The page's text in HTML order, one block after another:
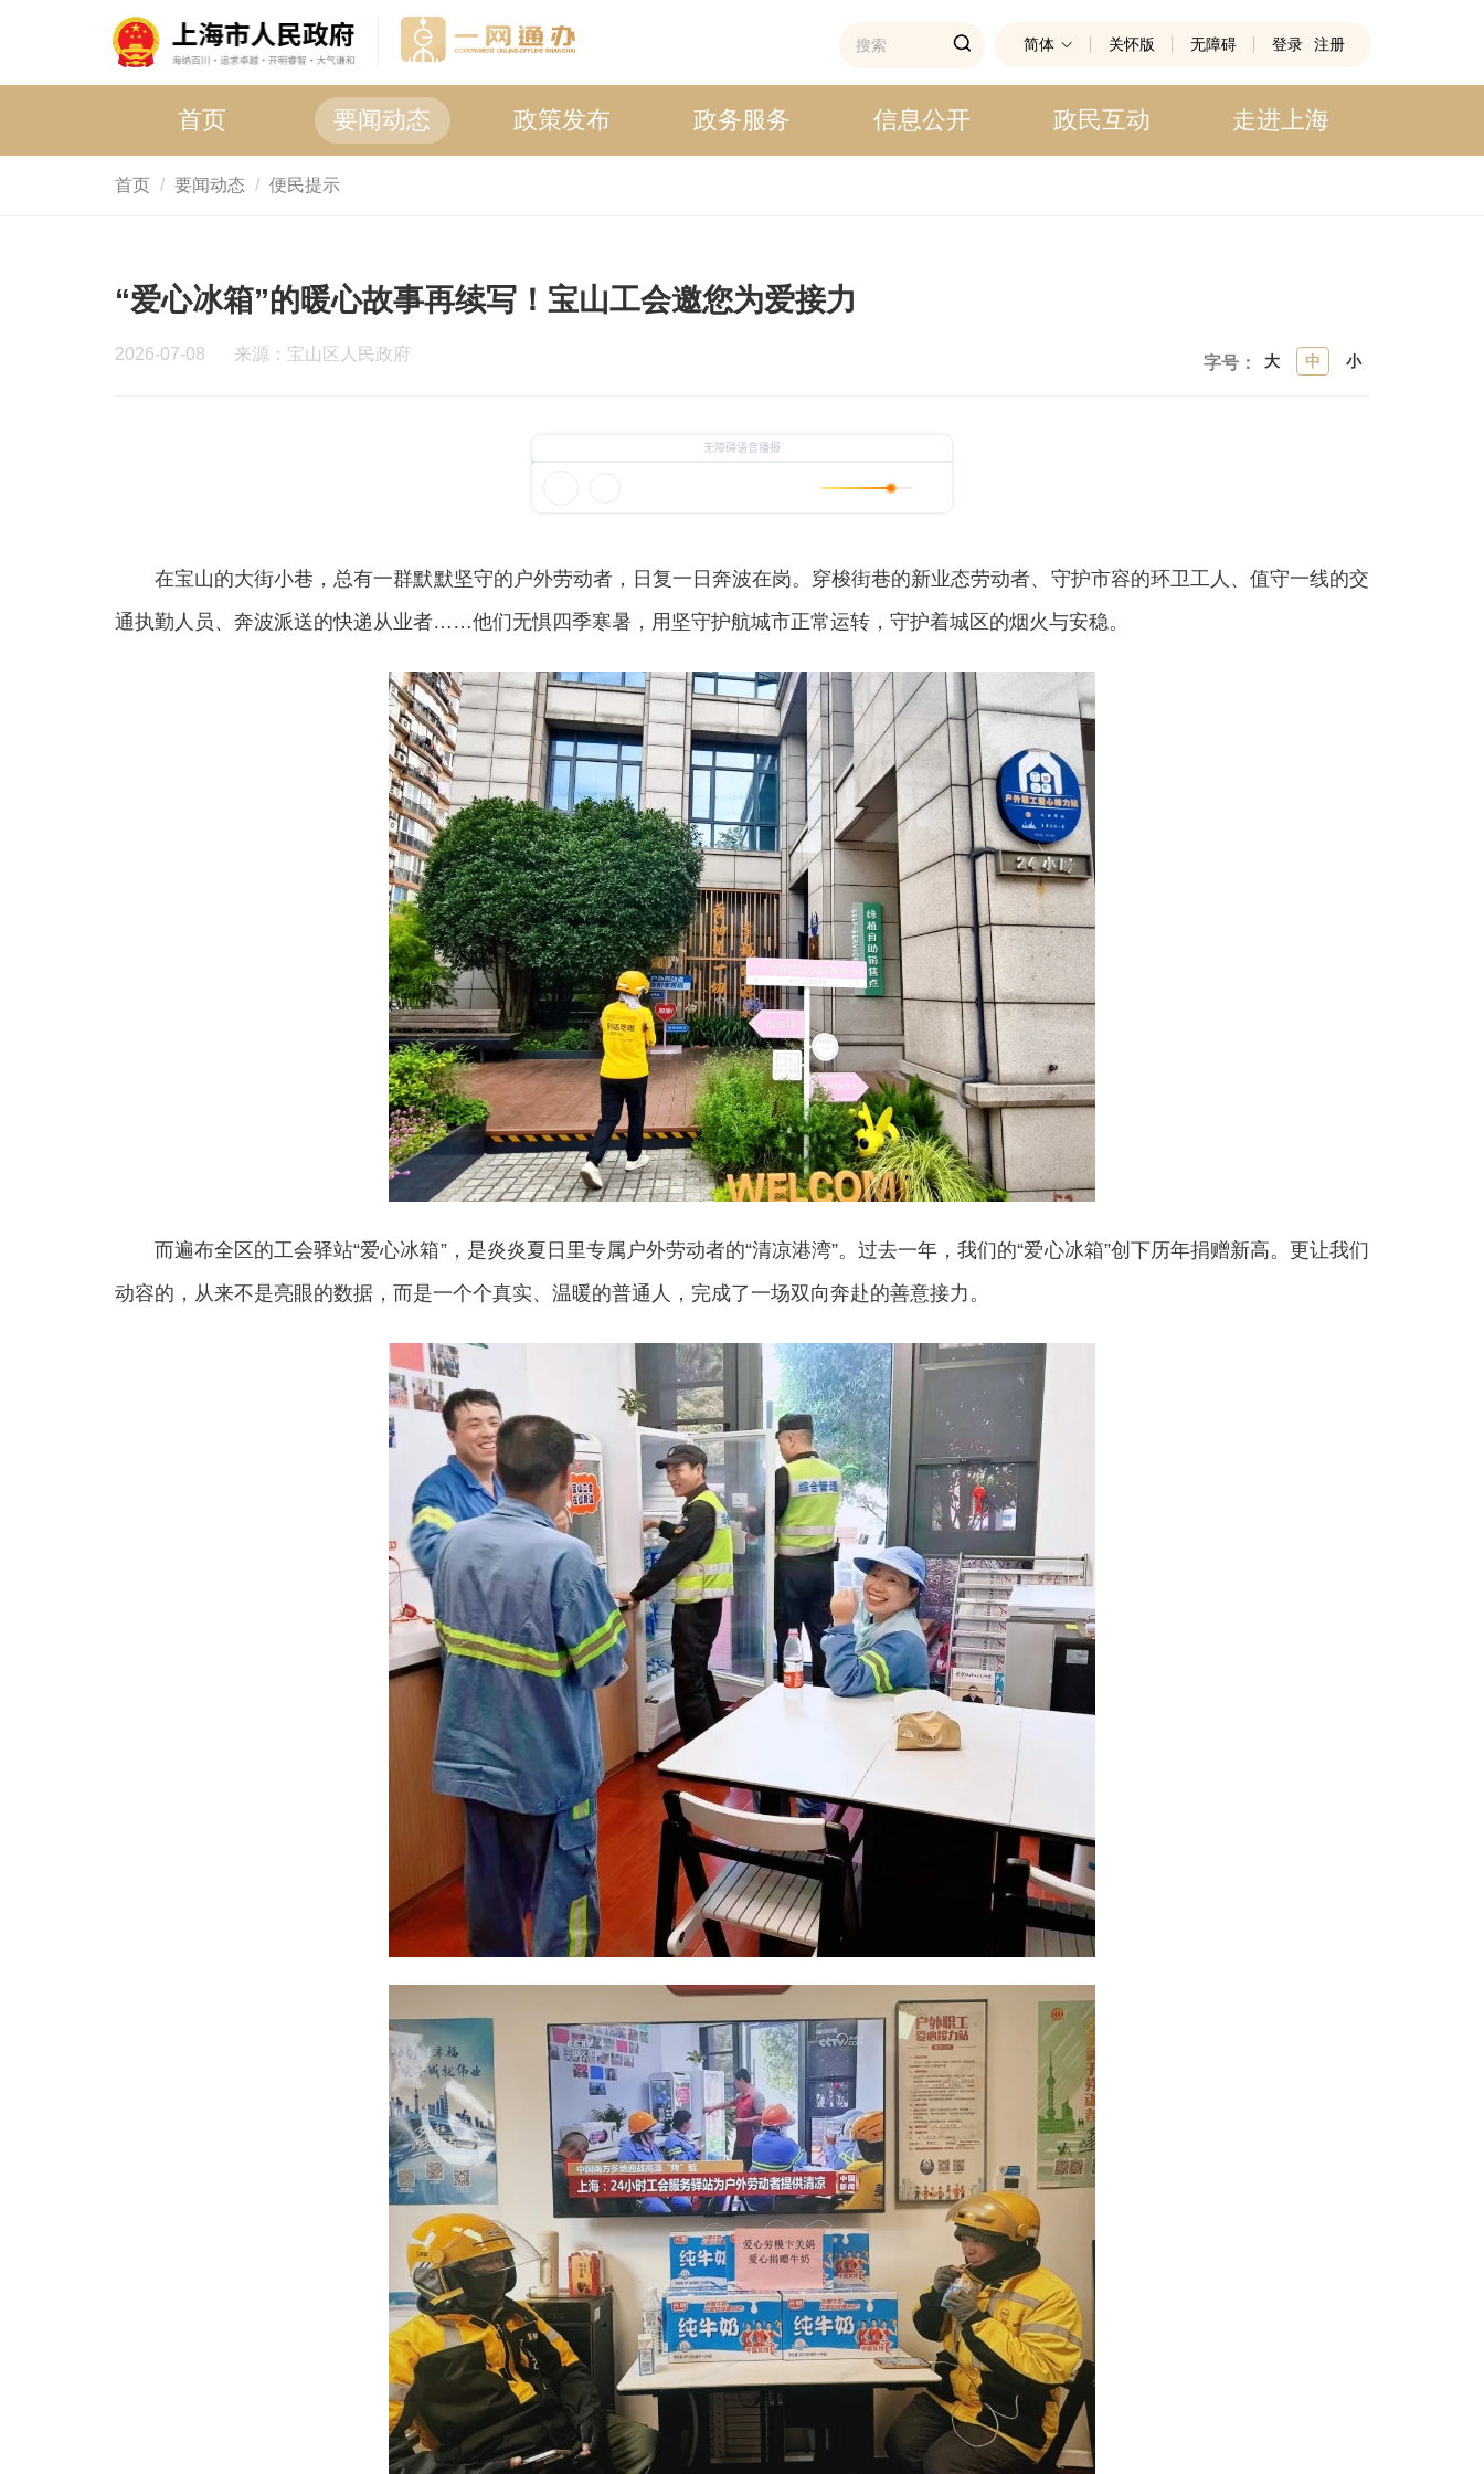
简体 关怀版 无障碍 登录 注册
首页 要闻动态 政策发布 政务服务 信息公开 政民互动 走进上海
首页 要闻动态 便民提示
“爱心冰箱”的暖心故事再续写！宝山工会邀您为爱接力
2026-07-08 来源：宝山区人民政府 字号： 大 中 小
在宝山的大街小巷，总有一群默默坚守的户外劳动者，日复一日奔波在岗。穿梭街巷的新业态劳动者、守护市容的环卫工人、值守一线的交
通执勤人员、奔波派送的快递从业者……他们无惧四季寒暑，用坚守护航城市正常运转，守护着城区的烟火与安稳。
而遍布全区的工会驿站“爱心冰箱”，是炎炎夏日里专属户外劳动者的“清凉港湾”。过去一年，我们的“爱心冰箱”创下历年捐赠新高。更让我们
动容的，从来不是亮眼的数据，而是一个个真实、温暖的普通人，完成了一场双向奔赴的善意接力。